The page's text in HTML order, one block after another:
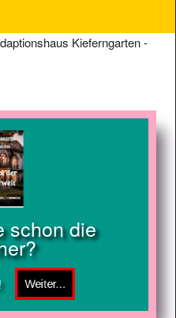
Kieferngarten -
schon die